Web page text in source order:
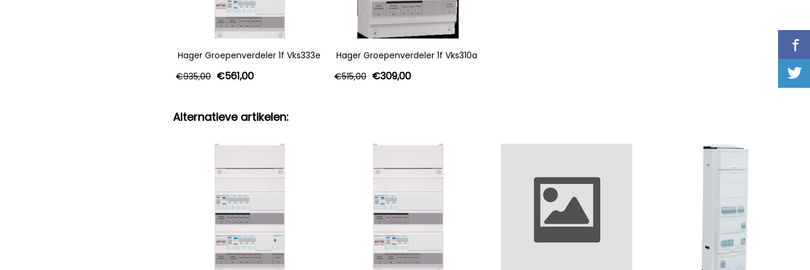
Hager Groepenverdeler 1f Vks333e
€935,00 €561,00
Hager Groepenverdeler 1f Vks310a
€515,00 €309,00
Alternatieve artikelen: